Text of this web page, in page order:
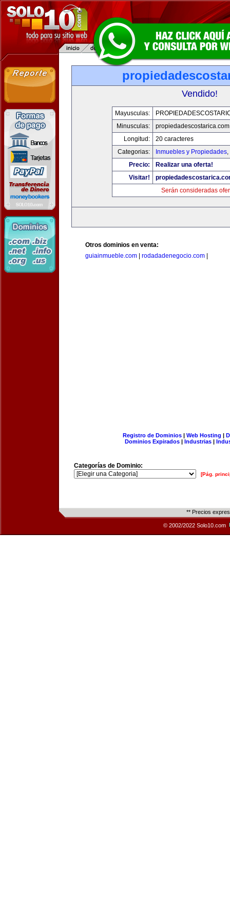
Vendido!
Mayusculas:
Minusculas:
propiedadescostarica.com
Longitud:
20 caracteres
Categorias:
Inmuebles y Propiedades,
Precio:
Realizar una oferta!
Visitar!
Serán consideradas
Otros dominios en venta:
guiainmueble.com
rodadadenegocio.com
Registro de Dominios| Web Hosting |
Dominios Expirados | Industrias |
Categorías de Dominio:
[Pág.
** Precios
© 2002/2022 Solo10.com